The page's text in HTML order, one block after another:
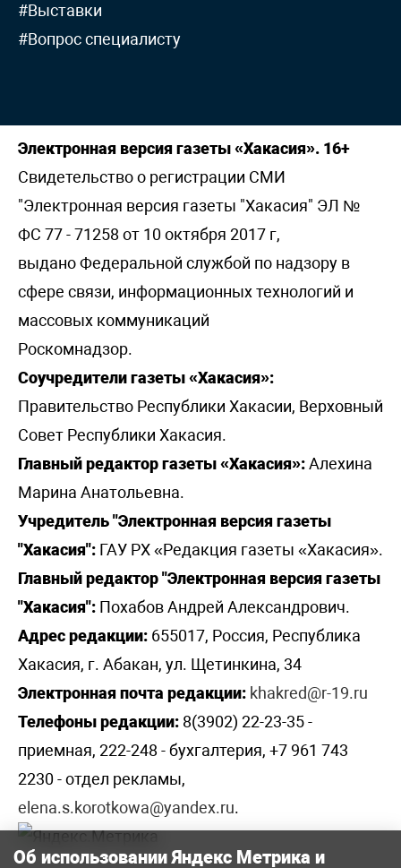
#Выставки
#Вопрос специалисту
Электронная версия газеты «Хакасия». 16+
Свидетельство о регистрации СМИ
"Электронная версия газеты "Хакасия" ЭЛ №
ФС 77 - 71258 от 10 октября 2017 г,
выдано Федеральной службой по надзору в
сфере связи, информационных технологий и
массовых коммуникаций
Роскомнадзор.
Соучредители газеты «Хакасия»:
Правительство Республики Хакасии, Верховный
Совет Республики Хакасия.
Главный редактор газеты «Хакасия»:Алехина
Марина Анатольевна.
Учредитель "Электронная версия газеты
"Хакасия": ГАУ РХ «Редакция газеты «Хакасия».
Главный редактор "Электронная версия газеты
"Хакасия": Похабов Андрей Александрович.
Адрес редакции: 655017, Россия, Республика
Хакасия, г. Абакан, ул. Щетинкина, 34
Электронная почта редакции: khakred@r-19.ru
Телефоны редакции: 8(3902) 22-23-35 -
приемная, 222-248 - бухгалтерия, +7 961 743
2230 - отдел рекламы,
elena.s.korotkowa@yandex.ru.
Об использовании Яндекс Метрика и